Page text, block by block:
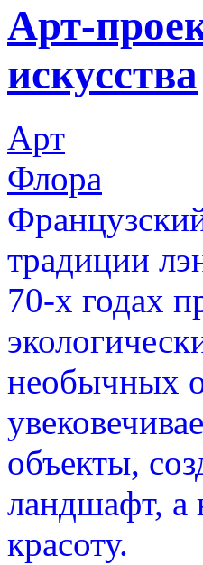
Арт-
искусства
Арт
Флора
традиции
70-х годах
необычных
объекты,
ландшафт, а
красоту.